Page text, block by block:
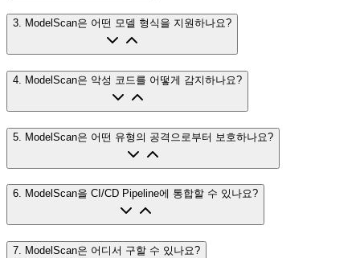
3. ModelScan은 어떤 모델 형식을 지원하나요?
4 ModelScan은 악성 코드를 어떻게 감지하나요?
5 ModelScan은 어떤 유형의 공격으로부터 보호하나요?
6. ModelScan을 CI/CD Pipeline에 통합할 수 있나요?
7. ModelScan은 어디서 구할 수 있나요?